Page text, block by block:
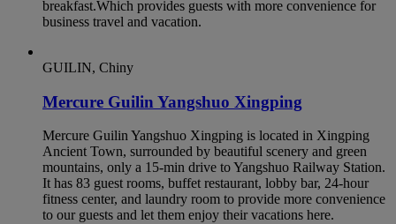
breakfast.Which provides guests with more convenience for
business travel and vacation.
GUILIN, Chiny
Mercure Guilin Yangshuo Xingping
Mercure Guilin Yangshuo Xingping is located in Xingping
Ancient Town, surrounded by beautiful scenery and green
mountains, only a 15-min drive to Yangshuo Railway Station.
It has 83 guest rooms, buffet restaurant, lobby bar, 24-hour
fitness center, and laundry room to provide more convenience
to our guests and let them enjoy their vacations here.